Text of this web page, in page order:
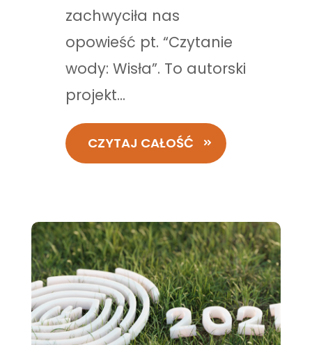
zachwyciła nas
opowieść pt. “Czytanie
wody: Wisła”. To autorski
projekt...
CZYTAJ CAŁOŚĆ